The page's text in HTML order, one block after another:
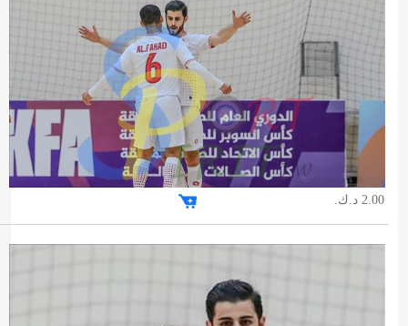
2.00 د.ك.